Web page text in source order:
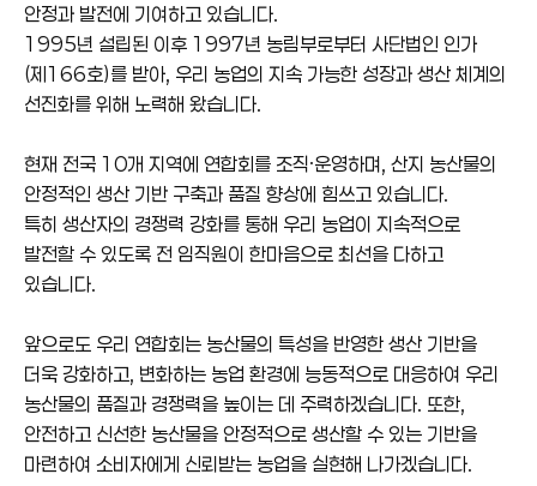
안정과 발전에 기여하고 있습니다.
1995년 설립된 이후 1997년 농림부로부터 사단법인 인가
(제166호)를 받아, 우리 농업의 지속 가능한 성장과 생산 체계의
선진화를 위해 노력해 왔습니다.
현재 전국 10개 지역에 연합회를 조직·운영하며, 산지 농산물의
안정적인 생산 기반 구축과 품질 향상에 힘쓰고 있습니다.
특히 생산자의 경쟁력 강화를 통해 우리 농업이 지속적으로
발전할 수 있도록 전 임직원이 한마음으로 최선을 다하고
있습니다.
앞으로도 우리 연합회는 농산물의 특성을 반영한 생산 기반을
더욱 강화하고, 변화하는 농업 환경에 능동적으로 대응하여 우리
농산물의 품질과 경쟁력을 높이는 데 주력하겠습니다. 또한,
안전하고 신선한 농산물을 안정적으로 생산할 수 있는 기반을
마련하여 소비자에게 신뢰받는 농업을 실현해 나가겠습니다.